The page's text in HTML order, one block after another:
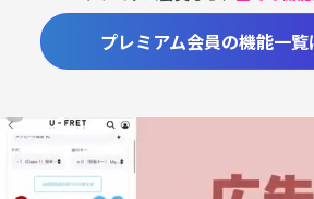
プレミアム会員の機能一